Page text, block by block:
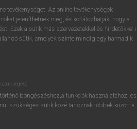
próbaverziójának elindításához
regisztrálok ésbelépek.
REGISZTRÁCIÓ
tevékenységét. Az online tevékenységek
jeleníthetnek meg, és korlátozhatják, hogy a
Ezek a sütik más szervezetekkel és hirdetőkkel
sütik, amelyek szinte mindig egy harmadik
böngészéshez,a funkciók használatához, és
szükséges sütik közé tartoznak többek között a